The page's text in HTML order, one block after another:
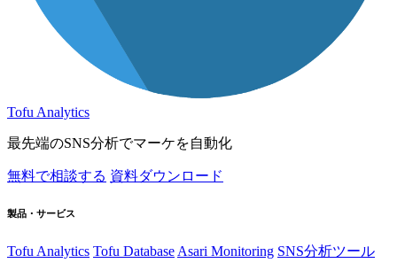
Tofu Analytics
最先端のSNS分析でマーケを自動化
無料で相談する 資料ダウンロード
製品・サービス
Tofu Analytics Tofu Database Asari Monitoring SNS分析ツール